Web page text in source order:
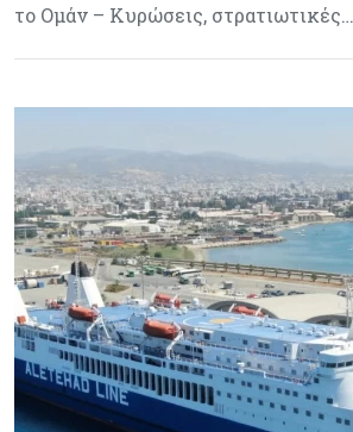
το Ομάν – Κυρώσεις, στρατιωτικές…